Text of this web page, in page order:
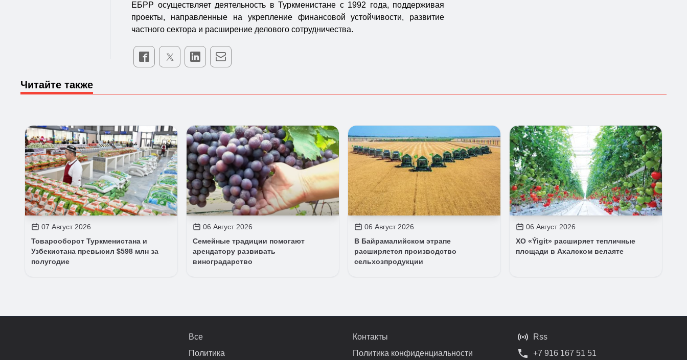
ЕБРР осуществляет деятельность в Туркменистане с 1992 года, поддерживая
проекты, направленные на укрепление финансовой устойчивости, развитие
частного сектора и расширение делового сотрудничества.
Читайте также
07 Август 2026
Товарооборот Туркменистана и
Узбекистана превысил $598 млн за
полугодие
06 Август 2026
Семейные традиции помогают
арендатору развивать
виноградарство
06 Август 2026
В Байрамалийском этрапе
расширяется производство
сельхозпродукции
06 Август 2026
ХО «Ýigit» расширяет тепличные
площади в Ахалском велаяте
Все
Политика
Контакты
Политика конфиденциальности
Rss
+7 916 167 51 51